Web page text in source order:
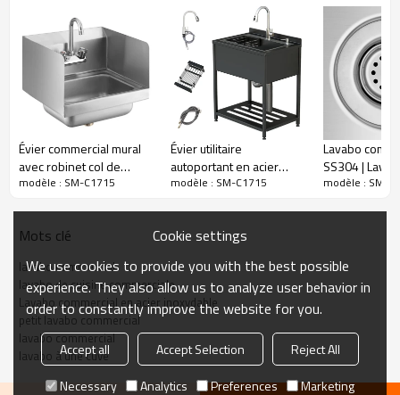
À propos de cet article
Ce lave-mains professionnel haute performance est facile à installer
dans votre restaurant, bar ou café. Il améliore considérablement
l'environnement de travail et le confort d'utilisation !
Paramètres techniques des lavabos commerciaux
Étiquette
Valeur
Nom du produit :
lavabos commerciaux
Numéro d'article :
Matériel:
Acier inoxydable
Dimensions de
1 pièce/carton (lave-mains commerciaux)
Évier commercial mural
avec robinet col de
cygne et dosseret latéral
modèle : SM-C1715
Évier utilitaire
autoportant en acier
inoxydable SUS 304
modèle : SM-C1715
Lavabo
SS304 |
avec bonde
modèle : SM-
Mots clé
lavabo commercial
lavabo de cuisine commerciale
Lavabo commercial en acier inoxydable
petit lavabo commercial
lavabo commercial
lavabo à une cuve
Cookie settings
We use cookies to provide you with the best possible
experience. They also allow us to analyze user behavior in
order to constantly improve the website for you.
Accept all Accept Selection
Reject All
Necessary
Analytics Preferences Marketing